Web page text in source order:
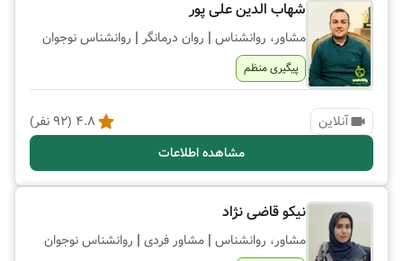
شهاب الدین علی پور
مشاور، روانشناس | روان درمانگر | روانشناس نوجوان
پیگیری منظم
آنلاین 4.8
(
92نفر)
مشاهده اطلاعات
نیکو قاضی نژاد
مشاور، روانشناس | مشاور فردی | روانشناس نوجوان